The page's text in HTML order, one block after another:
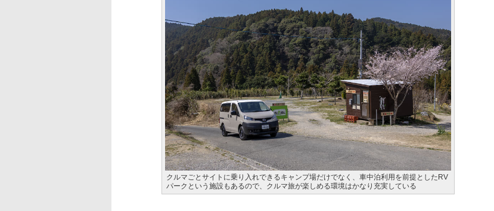
クルマごとサイトに乗り入れできるキャンプ場だけでなく、車中泊利用を前提としたRV
パークという施設もあるので、クルマ旅が楽しめる環境はかなり充実している